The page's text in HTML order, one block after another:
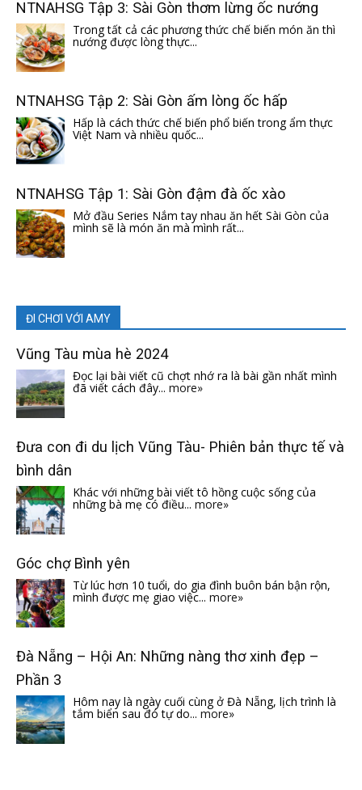
NTNAHSG Tập 3: Sài Gòn thơm lừng ốc nướng
Trong tất cả các phương thức chế biến món ăn thì
nướng được lòng thực...
NTNAHSG Tập 2: Sài Gòn ấm lòng ốc hấp
Hấp là cách thức chế biến phổ biến trong ẩm thực
Việt Nam và nhiều quốc...
NTNAHSG Tập 1: Sài Gòn đậm đà ốc xào
Mở đầu Series Nắm tay nhau ăn hết Sài Gòn của
mình sẽ là món ăn mà mình rất...
ĐI CHƠI VỚI AMY
Vũng Tàu mùa hè 2024
Đọc lại bài viết cũ chợt nhớ ra là bài gần nhất mình
đã viết cách đây... more»
Đưa con đi du lịch Vũng Tàu- Phiên bản thực tế và
bình dân
Khác với những bài viết tô hồng cuộc sống của
những bà mẹ có điều... more»
Góc chợ Bình yên
Từ lúc hơn 10 tuổi, do gia đình buôn bán bận rộn,
mình được mẹ giao việc... more»
Đà Nẵng – Hội An: Những nàng thơ xinh đẹp –
Phần 3
Hôm nay là ngày cuối cùng ở Đà Nẵng, lịch trình là
tắm biển sau đó tự do... more»